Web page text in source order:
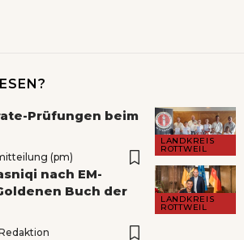
LANDKREIS
ROTTWEIL
Prüfungen beim
(pm)
LANDKREIS
ROTTWEIL
nach EM-
Buch der